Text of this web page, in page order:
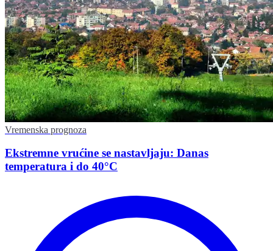
Vremenska prognoza
Ekstremne vrućine se nastavljaju: Danas
temperatura i do 40°C